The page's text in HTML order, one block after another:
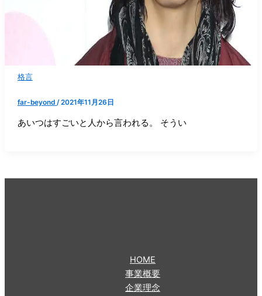
格言
far-beyond /2021年11月26日
あいつはすごいと人から言われる。 そうい
HOME
事業概要
企業理念